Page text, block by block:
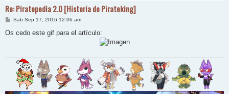
Re: Piratepedia 2.0 [Historia de Pirateking]
M
n
Sab Sep 17, 2016 12:06 am
Os cedo este gif para el artículo: